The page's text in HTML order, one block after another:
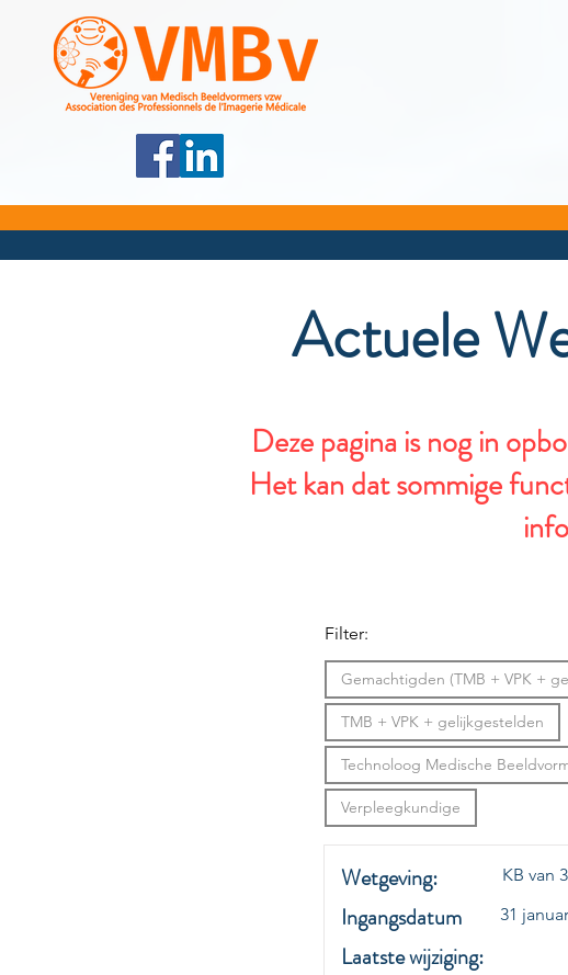
Actuele
Deze pagina is nog in
Het kan dat sommige
Filter:
Gemachtigden (TMB + VPK +
TMB + VPK + gelijkgestelden
Technoloog Medische
Verpleegkundige
Wetgeving:
KB van
31
Ingangsdatum
Laatste wijziging: